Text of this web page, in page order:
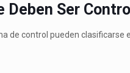
Deben Ser
de control pueden clasificarse